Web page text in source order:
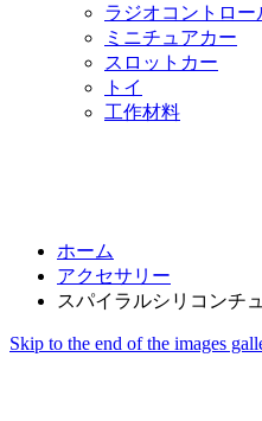
ラジオコントロー
ミニチュアカー
スロットカー
トイ
工作材料
ホーム
アクセサリー
スパイラルシリコンチ
Skip to the end of the images